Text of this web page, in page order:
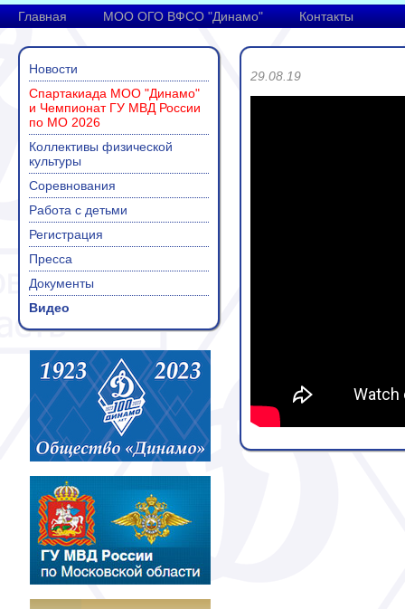
Главная МОО ОГО ВФСО "Динамо" Контакты
Новости
Спартакиада МОО "Динамо"
и Чемпионат ГУ МВД России
по МО 2026
Коллективы физической
культуры
Соревнования
Работа с детьми
Регистрация
Пресса
Документы
Видео
29.08.19